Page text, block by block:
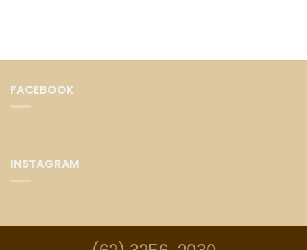
FACEBOOK
INSTAGRAM